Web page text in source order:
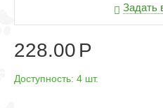
Задать
228.00 Р
Доступность: 4 шт.